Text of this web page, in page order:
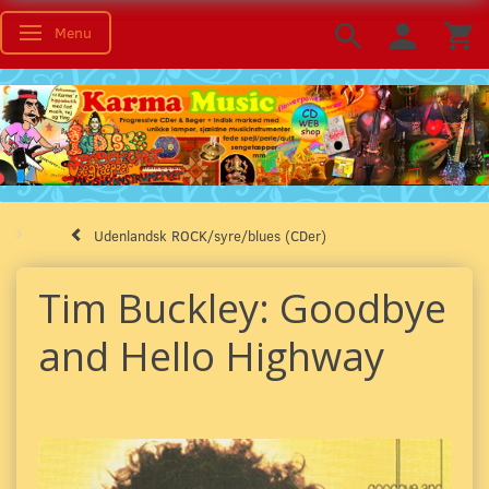
Skifte navigation
Menu
Udenlandsk ROCK/syre/blues (CDer)
Tim Buckley: Goodbye
and Hello Highway